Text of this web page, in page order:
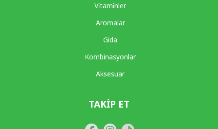
Vi̇tami̇nler
Aromalar
Gida
Kombinasyonlar
Aksesuar
TAKIP ET